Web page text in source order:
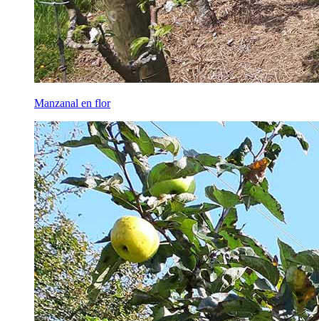
Manzanal en flor